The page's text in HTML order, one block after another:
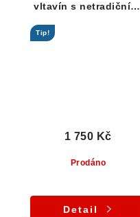
vltavín s netradičními
Tip!
Prodáno
1 750 Kč
Detail